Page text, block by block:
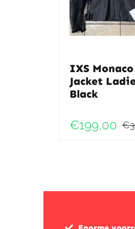
IXS
Jacket
Black
€
€199,00